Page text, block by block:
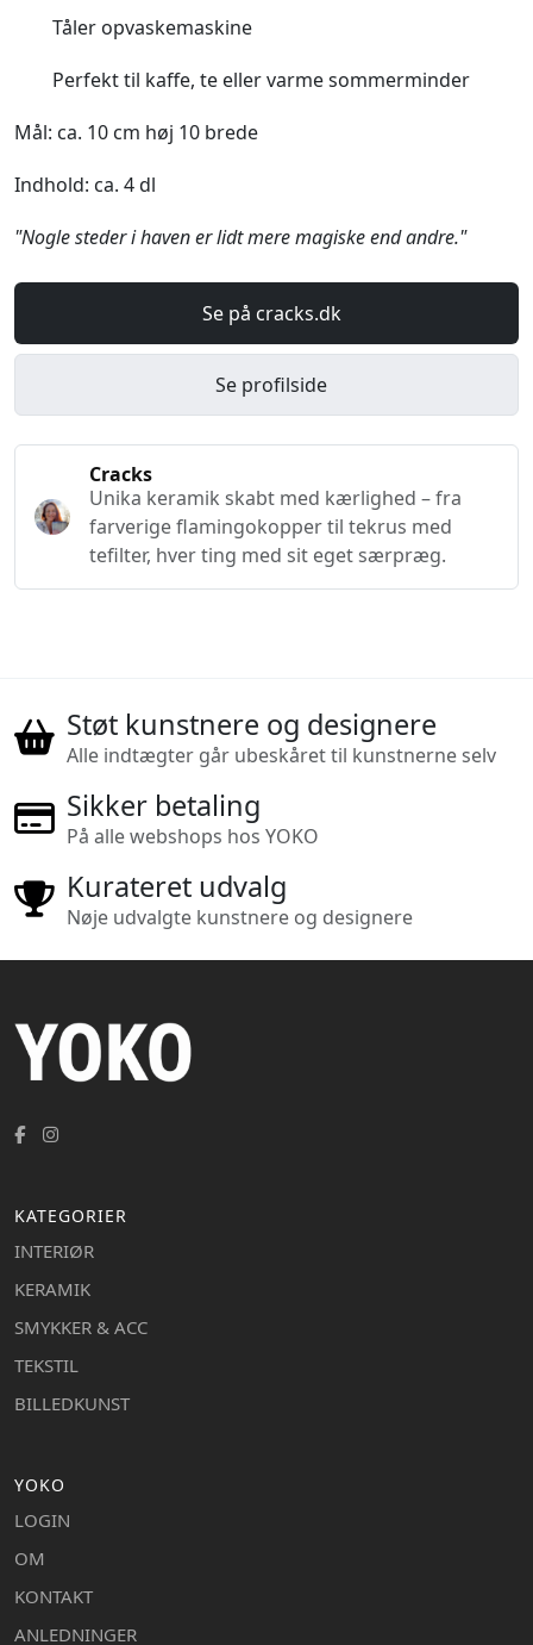
Tåler opvaskemaskine
Perfekt til kaffe, te eller varme sommerminder
Mål: ca. 10 cm høj 10 brede
Indhold: ca. 4 dl
"Nogle steder i haven er lidt mere magiske end andre."
Se på cracks.dk
Se profilside
Cracks
Unika keramik skabt med kærlighed – fra
farverige flamingokopper til tekrus med
tefilter, hver ting med sit eget særpræg.
Støt kunstnere og designere
Alle indtægter går ubeskåret til kunstnerne selv
Sikker betaling
På alle webshops hos YOKO
Kurateret udvalg
Nøje udvalgte kunstnere og designere
KATEGORIER
INTERIØR
KERAMIK
SMYKKER & ACC
TEKSTIL
BILLEDKUNST
YOKO
LOGIN
OM
KONTAKT
ANLEDNINGER